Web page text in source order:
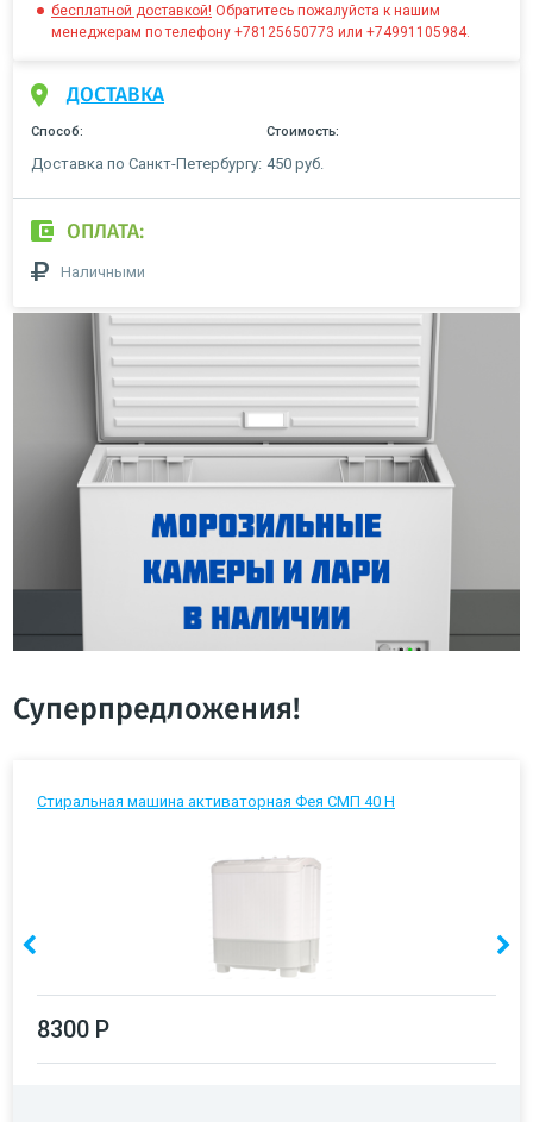
бесплатной доставкой! Обратитесь пожалуйста к нашим
менеджерам по телефону +78125650773 или +74991105984.
ДОСТАВКА
Способ: Стоимость:
Доставка по Санкт-Петербургу: 450 руб.
ОПЛАТА:
Наличными
Суперпредложения!
Стиральная машина активаторная Фея СМП 40 Н
8300 Р